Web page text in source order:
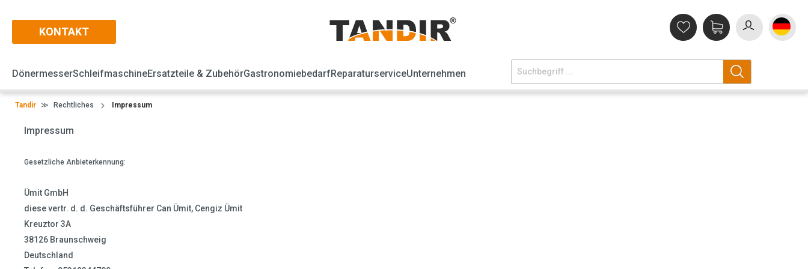
KONTAKT
DönermesserSchleifmaschineErsatzteile & ZubehörGastronomiebedarfReparaturserviceUnternehmen
Tandir ≫ Rechtliches Impressum
Impressum
Gesetzliche Anbieterkennung:
Ümit GmbH
diese vertr. d. d. Geschäftsführer Can Ümit, Cengiz Ümit
Kreuztor 3A
38126 Braunschweig
Deutschland